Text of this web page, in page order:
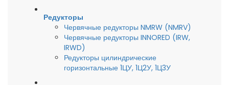
Редукторы
Червячные редукторы NMRW (NMRV)
Червячные редукторы INNORED (IRW,
IRWD)
Редукторы цилиндрические
горизонтальные 1ЦУ, 1Ц2У, 1Ц3У